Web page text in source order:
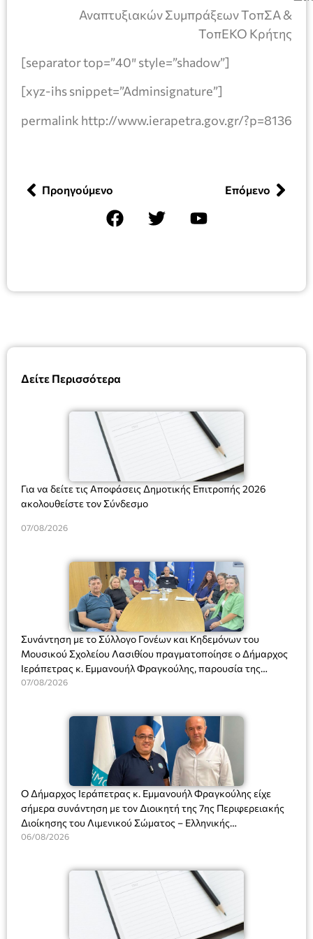
Δείτε Περισσότερα
Για να δείτε τις Αποφάσεις Δημοτικής Επιτροπής 2026
ακολουθείστε τον Σύνδεσμο
07/08/2026
Συνάντηση με το Σύλλογο Γονέων και Κηδεμόνων του
Μουσικού Σχολείου Λασιθίου πραγματοποίησε ο Δήμαρχος
Ιεράπετρας κ. Εμμανουήλ Φραγκούλης, παρουσία της
Διευθύντριας του σχολείου κας Μαριάννας Χαΐτα.
07/08/2026
Ο Δήμαρχος Ιεράπετρας κ. Εμμανουήλ Φραγκούλης είχε
σήμερα συνάντηση με τον Διοικητή της 7ης Περιφερειακής
Διοίκησης του Λιμενικού Σώματος – Ελληνικής
Ακτοφυλακής (Λ.Σ.-ΕΛ.ΑΚΤ.), Αρχιπλοίαρχο Λ.Σ. κ. Ιωάννη
06/08/2026
Αναπτυξιακών Συμπράξεων ΤοπΣΑ &
ΤοπΕΚΟ Κρήτης
[separator top=”40″ style=”shadow”]
[xyz-ihs snippet=”Adminsignature”]
permalink http://www.ierapetra.gov.gr/?p=8136
Προηγούμενο Επόμενο